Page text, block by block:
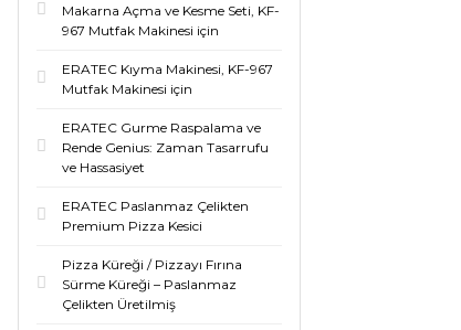
Makarna Açma ve Kesme Seti, KF-
967 Mutfak Makinesi için
ERATEC Kıyma Makinesi, KF-967
Mutfak Makinesi için
ERATEC Gurme Raspalama ve
Rende Genius: Zaman Tasarrufu
ve Hassasiyet
ERATEC Paslanmaz Çelikten
Premium Pizza Kesici
Pizza Küreği / Pizzayı Fırına
Sürme Küreği – Paslanmaz
Çelikten Üretilmiş